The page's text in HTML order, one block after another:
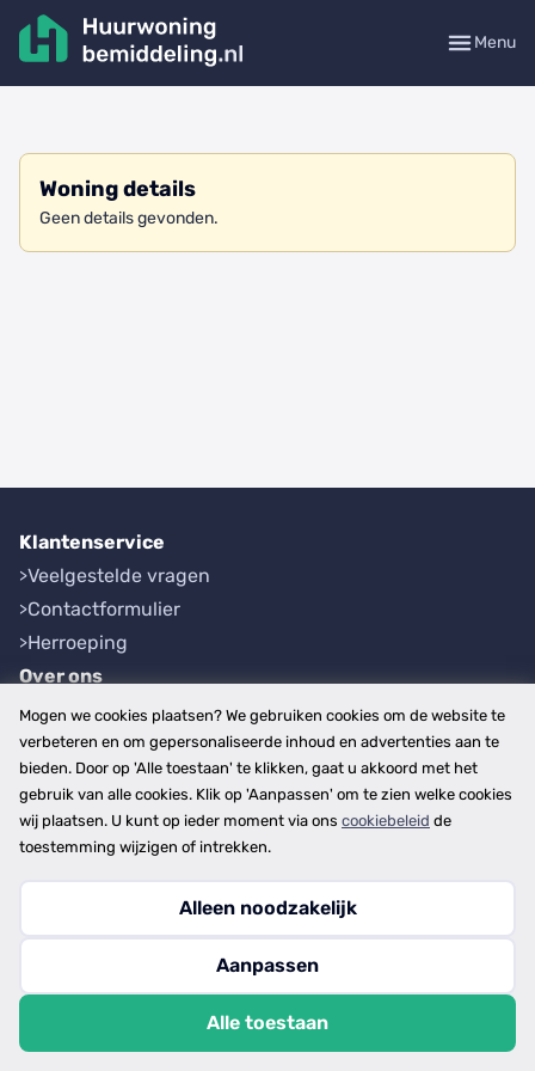
Menu
Woning details
Geen details gevonden.
Klantenservice
Veelgestelde vragen
Contactformulier
Herroeping
Over ons
Bedrijfsgegevens
Werkwijze
Overzichten
Plaatsen
Provincies
Copyright © 2026
privacy- en cookiebeleid
Mogen we cookies plaatsen? We gebruiken cookies om de website te
verbeteren en om gepersonaliseerde inhoud en advertenties aan te
bieden. Door op 'Alle toestaan' te klikken, gaat u akkoord met het
gebruik van alle cookies. Klik op 'Aanpassen' om te zien welke cookies
wij plaatsen. U kunt op ieder moment via ons cookiebeleid de
toestemming wijzigen of intrekken.
Alleen noodzakelijk
Aanpassen
Alle toestaan